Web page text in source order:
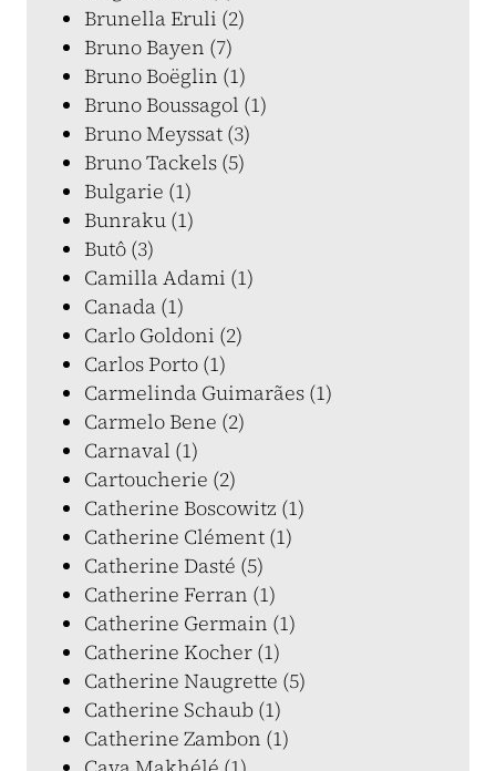
Brunella Eruli (2)
Bruno Bayen (7)
Bruno Boëglin (1)
Bruno Boussagol (1)
Bruno Meyssat (3)
Bruno Tackels (5)
Bulgarie (1)
Bunraku (1)
Butô (3)
Camilla Adami (1)
Canada (1)
Carlo Goldoni (2)
Carlos Porto (1)
Carmelinda Guimarães (1)
Carmelo Bene (2)
Carnaval (1)
Cartoucherie (2)
Catherine Boscowitz (1)
Catherine Clément (1)
Catherine Dasté (5)
Catherine Ferran (1)
Catherine Germain (1)
Catherine Kocher (1)
Catherine Naugrette (5)
Catherine Schaub (1)
Catherine Zambon (1)